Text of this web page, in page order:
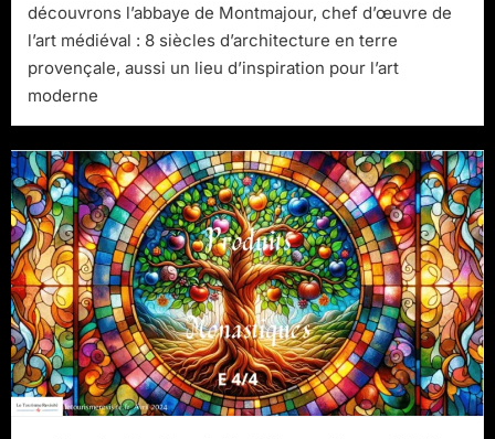
découvrons l’abbaye de Montmajour, chef d’œuvre de
l’art médiéval : 8 siècles d’architecture en terre
provençale, aussi un lieu d’inspiration pour l’art
moderne